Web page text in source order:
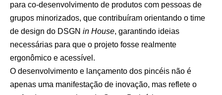
para co-desenvolvimento de produtos com pessoas de
grupos minorizados, que contribuíram orientando o time
de design do DSGN in House, garantindo ideias
necessárias para que o projeto fosse realmente
ergonômico e acessível.
O desenvolvimento e lançamento dos pincéis não é
apenas uma manifestação de inovação, mas reflete o